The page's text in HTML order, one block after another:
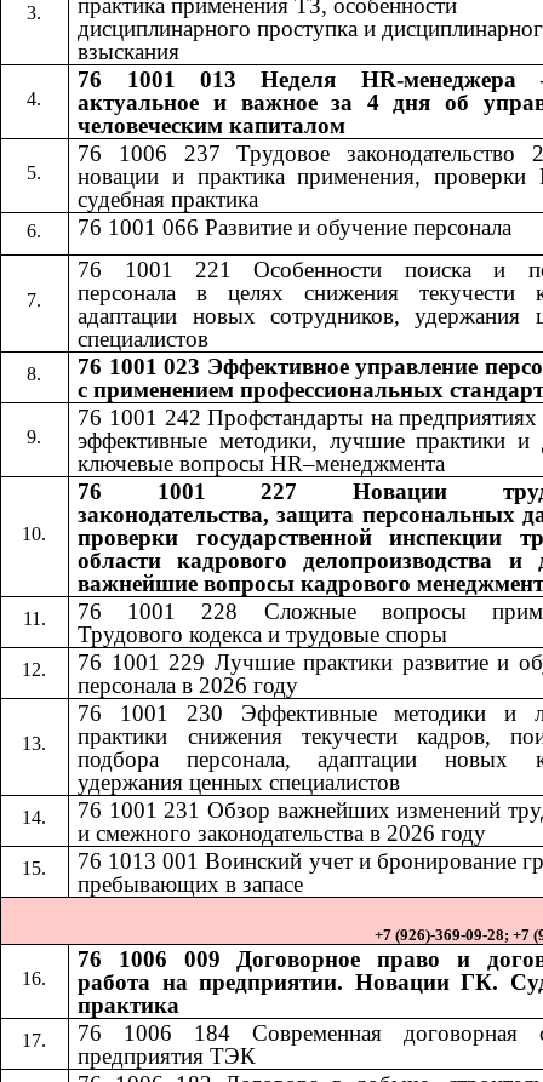
дисциплинарного проступка и
взыскания
76 1001 013 Неделя HR-менеджера
актуальное и важное за 4 дня об
человеческим капиталом
76 1006 237 Трудовое законодательство
новации и практика применения,
судебная практика
76 1001 066 Развитие и обучение персонала
76 1001 221 Особенности поиска и
персонала в целях снижения текучести
адаптации новых сотрудников, удержания
специалистов
76 1001 023 Эффективное управление
с применением профессиональных
76 1001 242​​Профстандарты на
эффективные методики, лучшие практики и
ключевые вопросы​​HR–менеджмента
76 1001 227 ​​Новации
законодательства, защита персональных
проверки государственной инспекции
области кадрового делопроизводства и
важнейшие вопросы кадрового
76 1001 228
Сложные вопросы
Трудового кодекса и трудовые споры
76 1001 229 Лучшие практики развитие и
персонала в 2026 году
76 1001 230
Эффективные методики и
практики снижения текучести кадров,
подбора персонала, адаптации новых
удержания ценных специалистов
76 1001 231 ​​Обзор важнейших изменений
и смежного законодательства в 2026 году
76 1013 ​​001 ​​Воинский учет и бронирование
пребывающих в запасе
+7 (926)-369-09-28; +7
76 1006 009 Договорное право и
работа на предприятии. Новации ГК.
практика
76 1006 184​​ Современная договорная
предприятия ТЭК